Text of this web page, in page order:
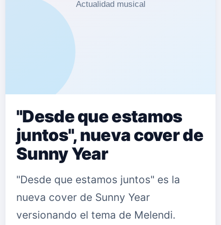
"Desde que estamos
juntos", nueva cover de
Sunny Year
"Desde que estamos juntos" es la
nueva cover de Sunny Year
versionando el tema de Melendi.